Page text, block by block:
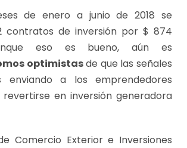
de enero a junio de 2018 se
contratos de inversión por $ 874
eso es bueno, aún es
optimistasde que las señales
enviando a los emprendedores
en inversión generadora
Comercio Exterior e Inversiones